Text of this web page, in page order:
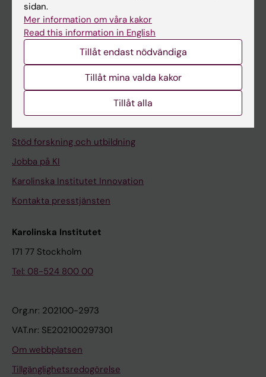
Student på KI
Medarbetarportalen
Stöd forskning och utbildning
Jobba på KI
Karolinska Institutet Innovation
Kontakta presstjänsten
Karolinska Institutet
171 77 Stockholm
Tel: 08-524 800 00
Org.nr: 202100-2973
VAT.nr: SE202100297301
Om webbplatsen
Tillgänglighetsredogörelse
sidan.
Mer information om våra kakor
Read this information in English
Tillåt endast nödvändiga
Tillåt mina valda kakor
Tillåt alla